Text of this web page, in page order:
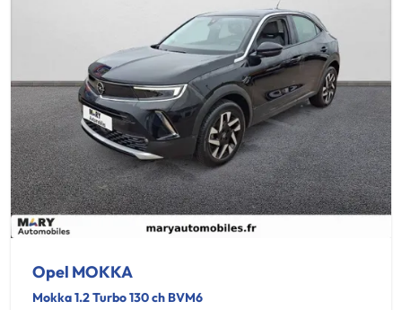
Opel MOKKA
Mokka 1.2 Turbo 130 ch BVM6